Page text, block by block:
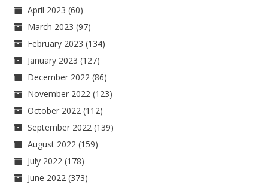
April 2023 (60)
March 2023 (97)
February 2023 (134)
January 2023 (127)
December 2022 (86)
November 2022 (123)
October 2022 (112)
September 2022 (139)
August 2022 (159)
July 2022 (178)
June 2022 (373)